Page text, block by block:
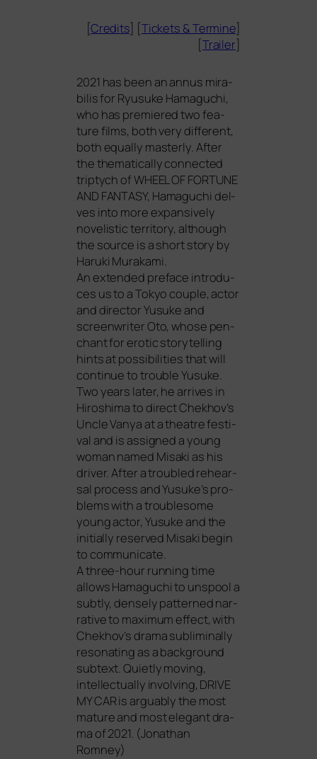
[Credits] [Tickets &Termine]
[Trailer]
2021 has been an annus mira­
bi­lis for Ryusuke Hamaguchi,
who has pre­mie­red two fea­
ture films, both very dif­fe­rent,
both equal­ly mas­ter­ly. After
the the­ma­ti­cal­ly con­nec­ted
tri­ptych ofWHEELOFFORTUNE
AND FANTASY, Hamaguchi del­
ves into more expan­si­ve­ly
nove­li­stic ter­ri­to­ry, alt­hough
the source is a short sto­ry by
Haruki Murakami.
An exten­ded pre­face intro­du­
ces us to a Tokyo cou­ple, actor
and direc­tor Yusuke and
screen­wri­ter Oto, who­se pen­
chant for ero­tic sto­rytel­ling
hints at pos­si­bi­li­ties that will
con­ti­nue to trou­ble Yusuke.
Two years later, he arri­ves in
Hiroshima to direct Chekhov’s
Uncle Vanya at a theat­re fes­ti­
val and is assi­gned a young
woman named Misaki as his
dri­ver. After a trou­bled rehear­
sal pro­cess and Yusuke’s pro­
blems with a trou­ble­so­me
young actor, Yusuke and the
initi­al­ly reser­ved Misaki begin
to com­mu­ni­ca­te.
A three-hour run­ning time
allows Hamaguchi to uns­pool a
subt­ly, den­se­ly pat­ter­ned nar­
ra­ti­ve to maxi­mum effect, with
Chekhov’s dra­ma sub­li­mi­nal­ly
reso­na­ting as a back­ground
sub­text. Quietly moving,
intellec­tual­ly invol­ving, DRIVE
MYCARis argu­ab­ly the most
matu­re and most ele­gant dra­
ma of 2021. (Jonathan
Romney)